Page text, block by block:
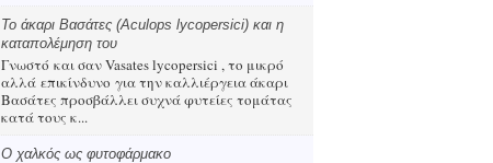
Το άκαρι Βασάτες (Aculops lycopersici) και η
καταπολέμηση του
Γνωστό και σαν Vasates lycopersici , το μικρό
αλλά επικίνδυνο για την καλλιέργεια άκαρι
Βασάτες προσβάλλει συχνά φυτείες τομάτας
κατά τους κ...
Ο χαλκός ως φυτοφάρμακο